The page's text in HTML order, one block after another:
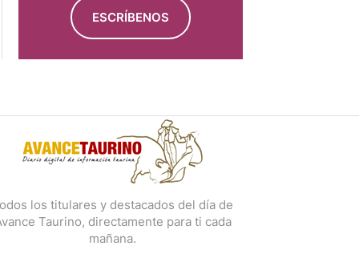
ESCRÍBENOS
los titulares y destacados del día de
Taurino, directamente para ti cada
mañana.